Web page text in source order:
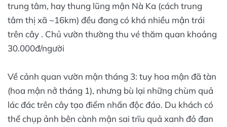
trung tâm, hay thung lũng mận Nà Ka (cách trung
tâm thị xã ~16km) đều đang có khá nhiều mận trái
trên cây​ . Chủ vườn thường thu vé thăm quan khoảng
30.000đ/người​
Về cảnh quan vườn mận tháng 3: tuy hoa mận đã tàn
(hoa mận nở tháng 1), nhưng bù lại những chùm quả
lác đác trên cây tạo điểm nhấn độc đáo. Du khách có
thể chụp ảnh bên cành mận sai trĩu quả xanh đỏ đan